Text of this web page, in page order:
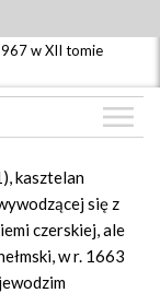
w XII tomie
kasztelan
się z
czerskiej, ale
w r. 1663